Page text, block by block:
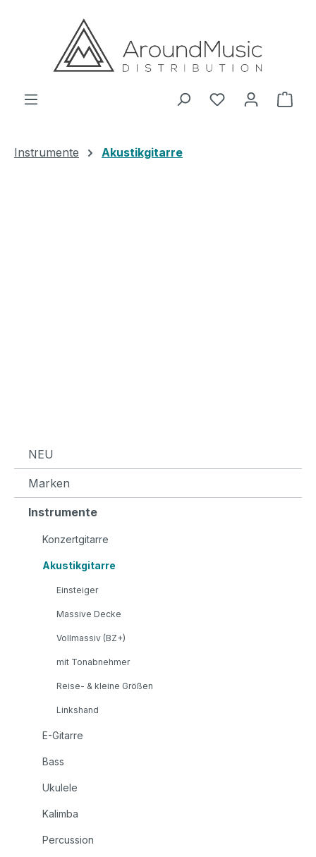
Zum Hauptinhalt springen
Instrumente Akustikgitarre
NEU
Marken
Instrumente
Konzertgitarre
Akustikgitarre
Einsteiger
Massive Decke
Vollmassiv (BZ+)
mit Tonabnehmer
Reise- & kleine Größen
Linkshand
E-Gitarre
Bass
Ukulele
Kalimba
Percussion